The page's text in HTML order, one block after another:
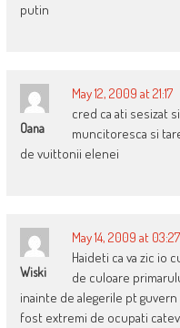
putin
Oana
May 12, 2009 at 21:17
cred ca ati sesizat
muncitoresca si
de vuittonii elenei
Wiski
May 14, 2009 at 03:27
Haideti ca va zic io
de culoare
inainte de alegerile pt
fost extremi de ocupati